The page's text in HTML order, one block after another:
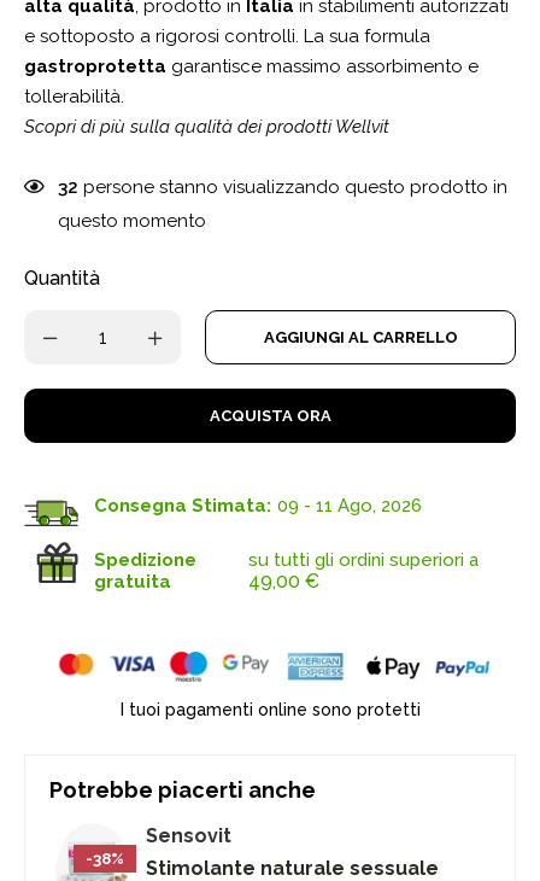
alta qualità, prodotto in Italia in stabilimenti autorizzati
e sottoposto a rigorosi controlli. La sua formula
gastroprotetta garantisce massimo assorbimento e
tollerabilità.
Scopri di più sulla qualità dei prodotti Wellvit
32 persone stanno visualizzando questo prodotto in
questo momento
Quantità
AGGIUNGI AL CARRELLO
ACQUISTA ORA
Consegna Stimata: 09 - 11 Ago, 2026
Spedizione
gratuita
su tutti gli ordini superiori a
49,00€
I tuoi pagamenti online sono protetti
Potrebbe piacerti anche
-38%
Sensovit
Stimolante naturale sessuale